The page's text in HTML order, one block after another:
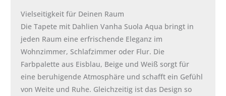
Vielseitigkeit für Deinen Raum
Die Tapete mit Dahlien Vanha Suola Aqua bringt in
jeden Raum eine erfrischende Eleganz im
Wohnzimmer, Schlafzimmer oder Flur. Die
Farbpalette aus Eisblau, Beige und Weiß sorgt für
eine beruhigende Atmosphäre und schafft ein Gefühl
von Weite und Ruhe. Gleichzeitig ist das Design so